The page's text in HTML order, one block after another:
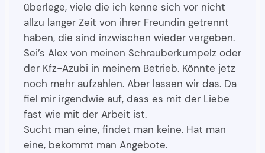
überlege, viele die ich kenne sich vor nicht
allzu langer Zeit von ihrer Freundin getrennt
haben, die sind inzwischen wieder vergeben.
Sei’s Alex von meinen Schrauberkumpelz oder
der Kfz-Azubi in meinem Betrieb. Könnte jetz
noch mehr aufzählen. Aber lassen wir das. Da
fiel mir irgendwie auf, dass es mit der Liebe
fast wie mit der Arbeit ist.
Sucht man eine, findet man keine. Hat man
eine, bekommt man Angebote.